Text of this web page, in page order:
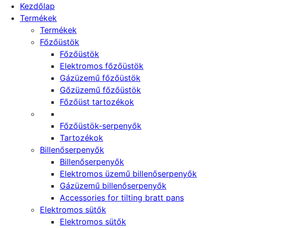
Kezdőlap
Termékek
Termékek
Főzőüstök
Főzőüstök
Elektromos főzőüstök
Gázüzemű főzőüstök
Gőzüzemű főzőüstök
Főzőüst tartozékok
Főzőüstök-serpenyők
Tartozékok
Billenőserpenyők
Billenőserpenyők
Elektromos üzemű billenőserpenyők
Gázüzemű billenőserpenyők
Accessories for tilting bratt pans
Elektromos sütők
Elektromos sütők